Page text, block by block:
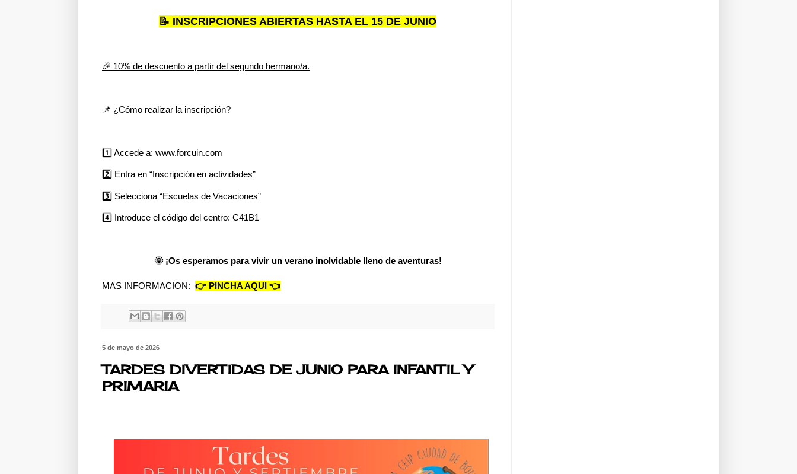
📝 INSCRIPCIONES ABIERTAS HASTA EL 15 DE JUNIO
🎉 10% de descuento a partir del segundo hermano/a.
📌 ¿Cómo realizar la inscripción?
1️⃣ Accede a: www.forcuin.com
2️⃣ Entra en “Inscripción en actividades”
3️⃣ Selecciona “Escuelas de Vacaciones”
4️⃣ Introduce el código del centro: C41B1
🌞 ¡Os esperamos para vivir un verano inolvidable lleno de aventuras!
MAS INFORMACION: 👉 PINCHA AQUI 👈
5 de mayo de 2026
TARDES DIVERTIDAS DE JUNIO PARA INFANTIL Y
PRIMARIA